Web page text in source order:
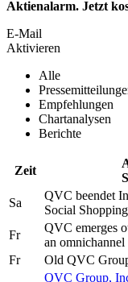
Aktienalarm. Jetzt
E-Mail
Aktivieren
Alle
Empfehlungen
Chartanalysen
Berichte
Zeit
Sa
QVC beendet
Social Shopping
Fr
QVC emerges
an omnichannel
Fr
Old QVC
QVC Group,